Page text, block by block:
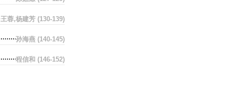
王蓉,杨建芳 (130-139)
孙海燕 (140-145)
程信和 (146-152)